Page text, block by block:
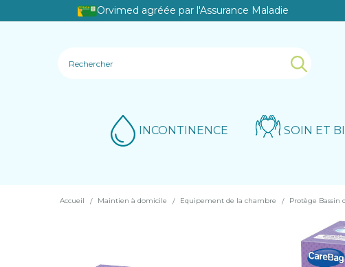
Orvimed agréée par l'Assurance Maladie
INCONTINENCE SOIN ET
Accueil Maintien à domicile Equipement de la chambre Protège Bassin